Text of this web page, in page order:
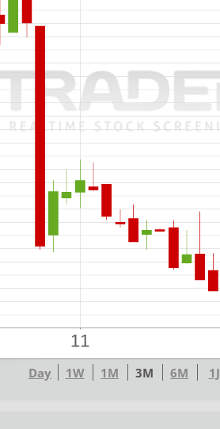
Day 1W 1M 3M 6M 1J